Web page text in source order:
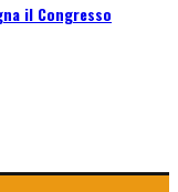
il Congresso